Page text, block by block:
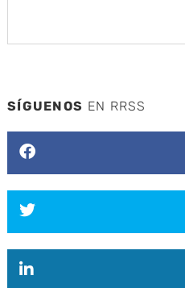
SÍGUENOS EN RRSS